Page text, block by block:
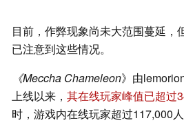
目前，作弊现象尚未大范围蔓延，
已注意到这些情况。
《Meccha Chameleon》由
上线以来， 其在线玩家峰值已超过
时，游戏内在线玩家超过117,000